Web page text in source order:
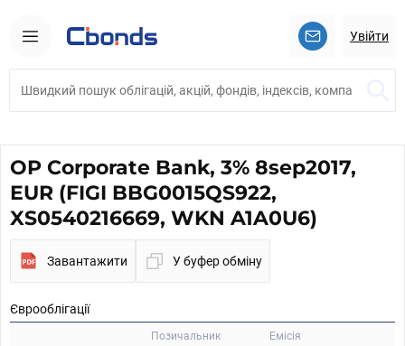
Увійти
OP Corporate Bank, 3% 8sep2017,
EUR (FIGI BBG0015QS922,
XS0540216669, WKN A1A0U6)
Завантажити У буфер обміну
Єврооблігації
Емісія
Позичальник